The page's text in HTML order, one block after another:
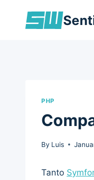
PHP
By Luis
Tanto